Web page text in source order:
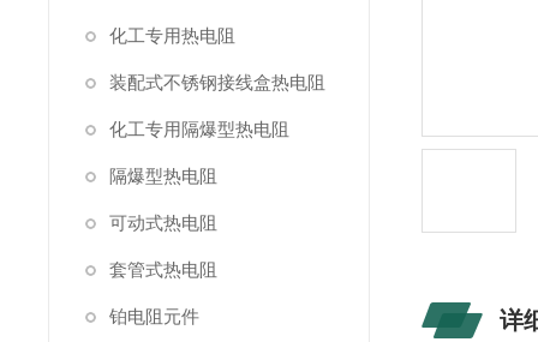
化工专用热电阻
装配式不锈钢接线盒热电阻
化工专用隔爆型热电阻
隔爆型热电阻
可动式热电阻
套管式热电阻
铂电阻元件 详